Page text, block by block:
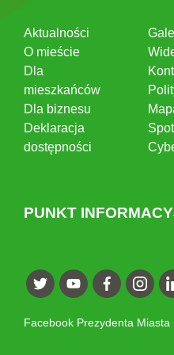
Aktualności
O mieście
Dla
mieszkańców
Dla biznesu
Deklaracja
dostępności
Spot
PUNKT
Facebook Prezydenta Miasta